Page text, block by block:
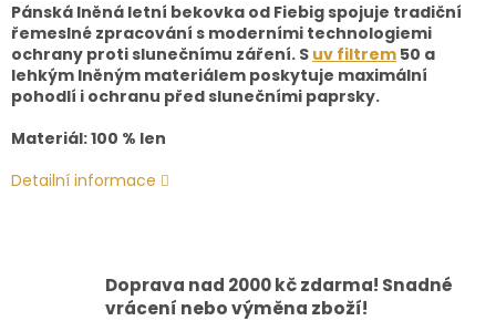
Pánská lněná letní bekovka od Fiebig spojuje tradiční
řemeslné zpracování s moderními technologiemi
ochrany proti slunečnímu záření. S uv filtrem 50 a
lehkým lněným materiálem poskytuje maximální
pohodlí i ochranu před slunečními paprsky.
Materiál: 100 % len
Detailní informace
Doprava nad 2000 kč zdarma! Snadné
vrácení nebo výměna zboží!